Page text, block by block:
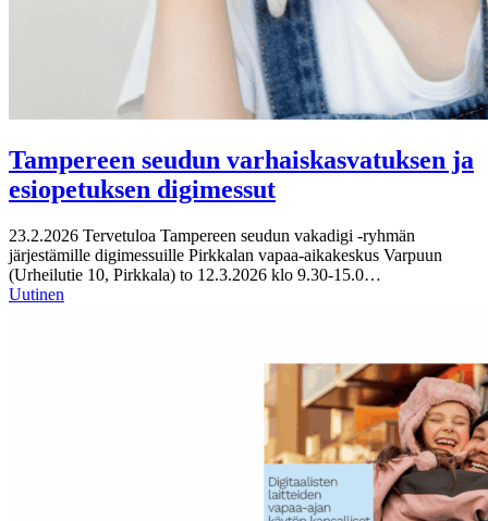
Tampereen seudun varhaiskasvatuksen ja
esiopetuksen digimessut
23.2.2026 Tervetuloa Tampereen seudun vakadigi -ryhmän
järjestämille digimessuille Pirkkalan vapaa-aikakeskus Varpuun
(Urheilutie 10, Pirkkala) to 12.3.2026 klo 9.30-15.0…
Uutinen